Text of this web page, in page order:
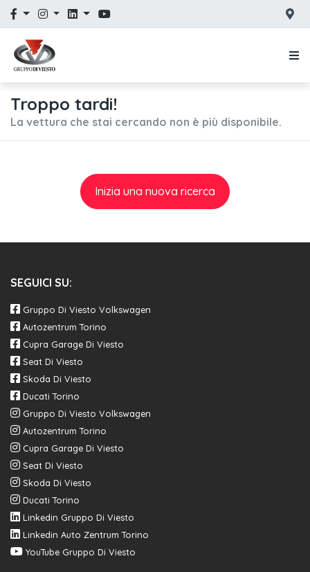
Troppo tardi!
La vettura che stai cercando non è più disponibile.
Inizia una nuova ricerca
SEGUICI SU:
Gruppo Di Viesto Volkswagen
Autozentrum Torino
Cupra Garage Di Viesto
Seat Di Viesto
Skoda Di Viesto
Ducati Torino
Gruppo Di Viesto Volkswagen
Autozentrum Torino
Cupra Garage Di Viesto
Seat Di Viesto
Skoda Di Viesto
Ducati Torino
Linkedin Gruppo Di Viesto
Linkedin Auto Zentrum Torino
YouTube Gruppo Di Viesto